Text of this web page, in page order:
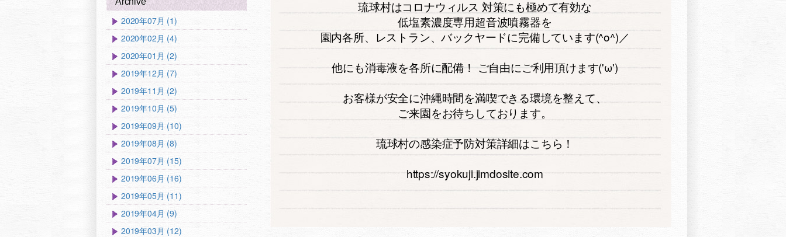
琉球村はコロナウィルス 対策にも極めて有効な
低塩素濃度専用超音波噴霧器を
園内各所、レストラン、バックヤードに完備しています(^o^)／
他にも消毒液を各所に配備！ ご自由にご利用頂けます('ω')
お客様が安全に沖縄時間を満喫できる環境を整えて、
ご来園をお待ちしております。
琉球村の感染症予防対策詳細はこちら！
https://syokuji.jimdosite.com
2020年07月 (1)
2020年02月 (4)
2020年01月 (2)
2019年12月 (7)
2019年11月 (2)
2019年10月 (5)
2019年09月 (10)
2019年08月 (8)
2019年07月 (15)
2019年06月 (16)
2019年05月 (11)
2019年04月 (9)
2019年03月 (12)